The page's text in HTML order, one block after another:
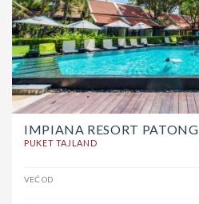
IMPIANA RESORT PATONG
PUKET TAJLAND
VEĆ OD